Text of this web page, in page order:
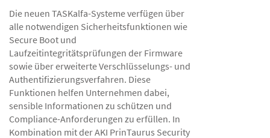
Die neuen TASKalfa-Systeme verfügen über
alle notwendigen Sicherheitsfunktionen wie
Secure Boot und
Laufzeitintegritätsprüfungen der Firmware
sowie über erweiterte Verschlüsselungs- und
Authentifizierungsverfahren. Diese
Funktionen helfen Unternehmen dabei,
sensible Informationen zu schützen und
Compliance-Anforderungen zu erfüllen. In
Kombination mit der AKI PrinTaurus Security